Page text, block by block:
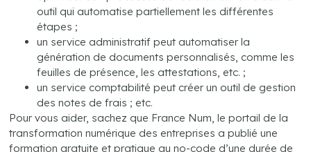
outil qui automatise partiellement les différentes
étapes ;
un service administratif peut automatiser la
génération de documents personnalisés, comme les
feuilles de présence, les attestations, etc. ;
un service comptabilité peut créer un outil de gestion
des notes de frais ; etc.
Pour vous aider, sachez que France Num, le portail de la
transformation numérique des entreprises a publié une
formation gratuite et pratique au no-code d’une durée de